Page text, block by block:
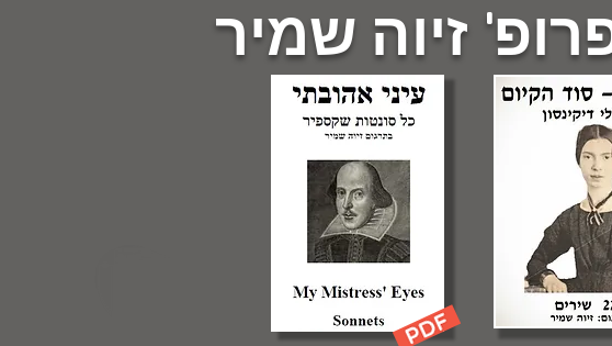
זיוה שמיר